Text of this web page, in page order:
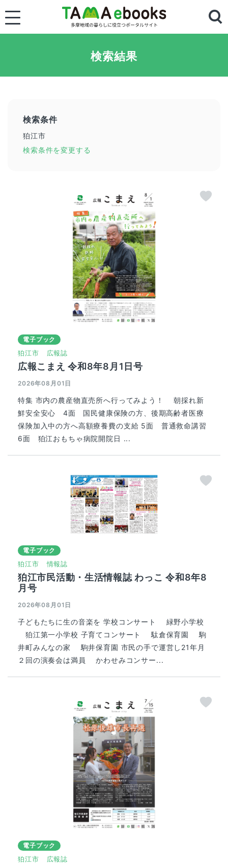
検索結果
検索条件
狛江市
検索条件を変更する
電子ブック
狛江市 広報誌
広報こまえ 令和8年8月1日号
2026年08月01日
特集 市内の農産物直売所へ行ってみよう！ 朝採れ新
鮮安全安心 4面 国民健康保険の方、後期高齢者医療
保険加入中の方へ高額療養費の支給 5面 普通救命講習
6面 狛江おもちゃ病院開院日 ...
電子ブック
狛江市 情報誌
狛江市民活動・生活情報誌 わっこ 令和8年8
月号
2026年08月01日
子どもたちに生の音楽を 学校コンサート 緑野小学校
狛江第一小学校 子育てコンサート 駄倉保育園 駒
井町みんなの家 駒井保育園 市民の手で運営し21年月
２回の演奏会は満員 かわせみコンサー...
電子ブック
狛江市 広報誌